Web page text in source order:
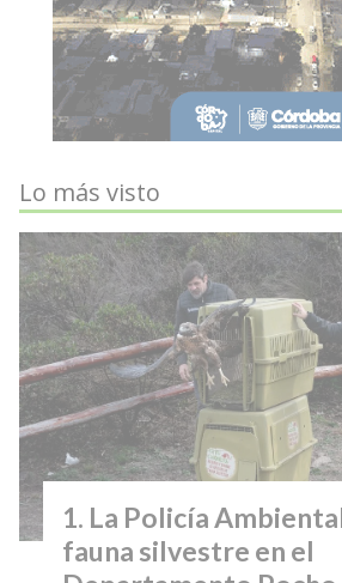
Lo más visto
La Policía
fauna silvestre en el